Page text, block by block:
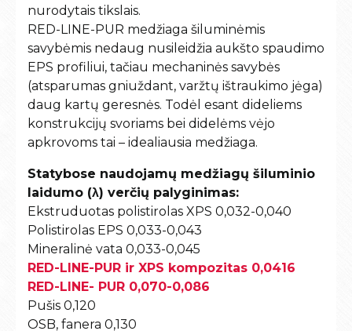
nurodytais tikslais.
RED-LINE-PUR medžiaga šiluminėmis
savybėmis nedaug nusileidžia aukšto spaudimo
EPS profiliui, tačiau mechaninės savybės
(atsparumas gniuždant, varžtų ištraukimo jėga)
daug kartų geresnės. Todėl esant dideliems
konstrukcijų svoriams bei didelėms vėjo
apkrovoms tai – idealiausia medžiaga.
Statybose naudojamų medžiagų šiluminio
laidumo (λ) verčių palyginimas:
Ekstruduotas polistirolas XPS 0,032-0,040
Polistirolas EPS 0,033-0,043
Mineralinė vata 0,033-0,045
RED-LINE-PUR ir XPS kompozitas 0,0416
RED-LINE- PUR 0,070-0,086
Pušis 0,120
OSB, fanera 0,130